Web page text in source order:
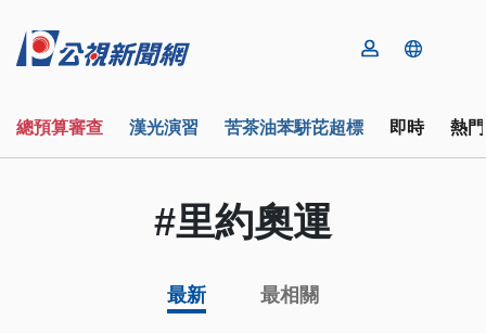
總預算審查 漢光演習 苦茶油苯駢芘超標 即時 熱
#里約奧運
最新 最相關